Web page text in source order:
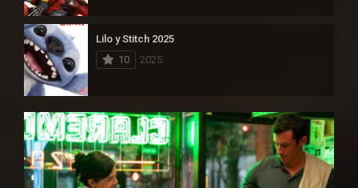
Lilo y Stitch 2025
10
2025